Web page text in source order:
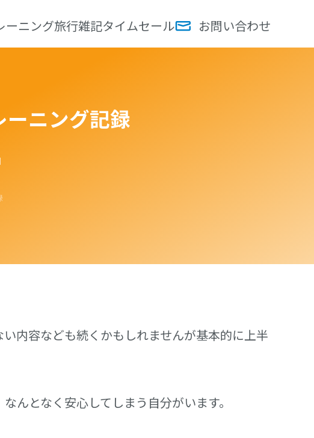
ーニング旅行雑記タイムセール お問い合わせ
ニング記録
内容なども続くかもしれませんが基本的に上半
んとなく安心してしまう自分がいます。